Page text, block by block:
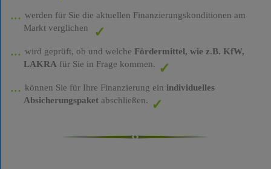
werden für Sie die aktuellen Finanzierungskonditionen am
Markt verglichen
wird geprüft, ob und welche Fördermittel, wie z.B. KfW,
LAKRA für Sie in Frage kommen.
können Sie für Ihre Finanzierung ein individuelles
Absicherungspaketabschließen.